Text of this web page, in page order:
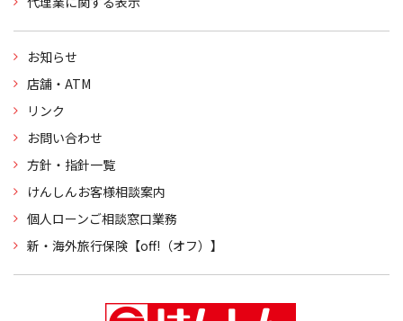
お知らせ
店舗・ATM
リンク
お問い合わせ
方針・指針一覧
けんしんお客様相談案内
個人ローンご相談窓口業務
新・海外旅行保険【off!（オフ）】